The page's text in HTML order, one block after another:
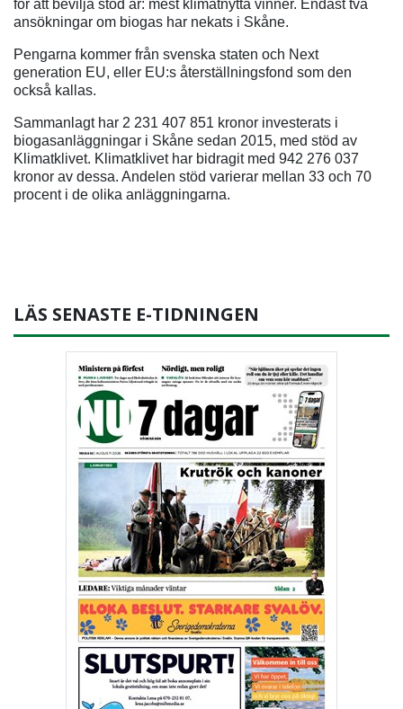
för att bevilja stöd är: mest klimatnytta vinner. Endast två
ansökningar om biogas har nekats i Skåne.
Pengarna kommer från svenska staten och Next
generation EU, eller EU:s återställningsfond som den
också kallas.
Sammanlagt har 2 231 407 851 kronor investerats i
biogasanläggningar i Skåne sedan 2015, med stöd av
Klimatklivet. Klimatklivet har bidragit med 942 276 037
kronor av dessa. Andelen stöd varierar mellan 33 och 70
procent i de olika anläggningarna.
LÄS SENASTE E-TIDNINGEN